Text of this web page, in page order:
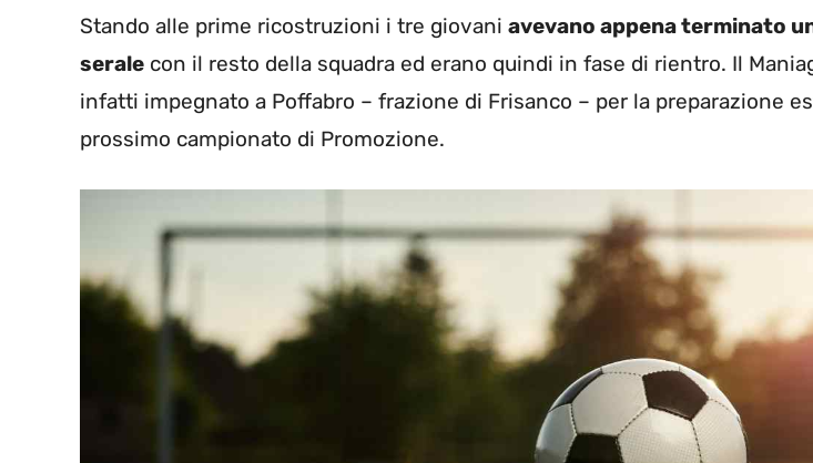
Stando alle prime ricostruzioni i tre giovani avevano appena terminato
serale con il resto della squadra ed erano quindi in fase di rientro. Il
infatti impegnato a Poffabro – frazione di Frisanco – per la preparazione
prossimo campionato di Promozione.